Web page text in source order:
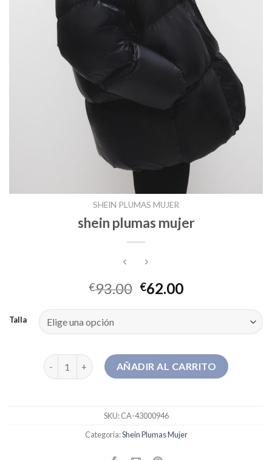
SHEIN PLUMAS MUJER
shein plumas mujer
€93.00 €62.00
Talla
shein plumas mujer cantidadAÑADIR AL CARRITO
SKU:CA-43000946
Categoría:Shein Plumas Mujer